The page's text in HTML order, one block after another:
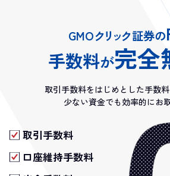
GMOクリック証券の
手数料が完全
取引手数料をはじめとした手数料
少ない資金でも効率的にお
取引手数料
口座維持手数料